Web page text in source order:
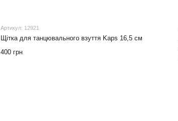
Артикул: 12921
Щітка для танцювального взуття Kaps 16,5 см
400 грн